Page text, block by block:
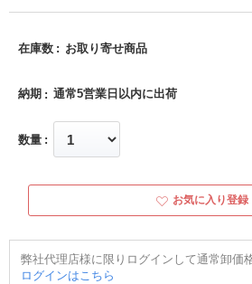
在庫数 お取り寄せ商品
納期 通常5営業日以内に出荷
数量
お気に入り登録
弊社代理店様に限りログインして通常卸価
ログインはこちら